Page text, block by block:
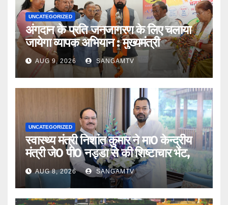
UNCATEGORIZED
अंगदान के प्रति जनजागरण के लिए चलाया
जायेगा व्यापक अभियान : मुख्यमंत्री
AUG 9, 2026 SANGAMTV
UNCATEGORIZED
स्वास्थ्य मंत्री निशांत कुमार ने मा0 केन्द्रीय
मंत्री जे0 पी0 नड्डा से की शिष्टाचार भेंट,
AUG 8, 2026 SANGAMTV